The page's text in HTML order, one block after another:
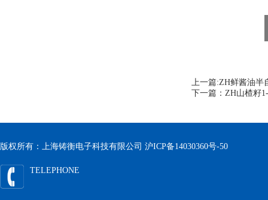
上一篇:ZH鲜酱油半
下一篇： ZH山楂籽
版权所有：上海铸衡电子科技有限公司 沪ICP备14030360号-50
TELEPHONE